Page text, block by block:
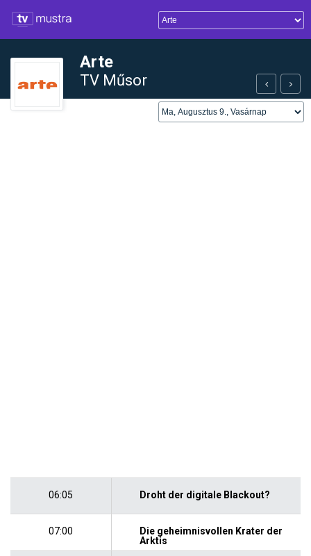
Arte
TV Műsor
06:05 Droht der digitale Blackout?
07:00
Die geheimnisvollen Krater der
Arktis